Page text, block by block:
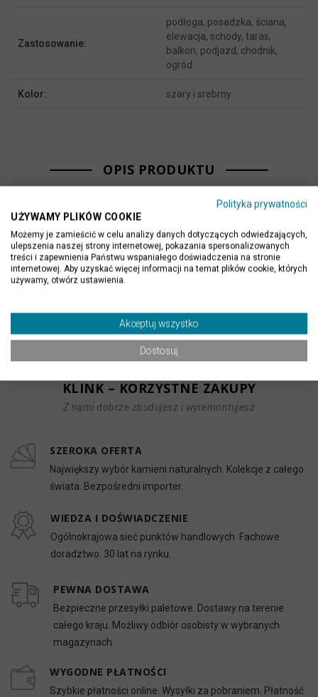
Zastosowanie:
podłoga, posadzka, ściana,
elewacja, schody, taras,
balkon, podjazd, chodnik,
ogród
Kolor: szary i srebrny
OPIS PRODUKTU
Gres jest trwały, odporny na ścieranie i mrozoodporny, dzięki
czemu z powodzeniem może być wykorzystany zarówno
wewnątrz pomieszczeń, jako płytki kuchenne czy płytki do
łazienki, jak i również na zewnątrz, jako okładziny na: tarasy,
balkony i elewacje. Wysoka odporność na ścieranie sprawia, że
KLINK – KORZYSTNE ZAKUPY
Z nami dobrze zbudujesz i wyremontujesz
SZEROKA OFERTA
Największy wybór kamieni naturalnych. Kolekcje z całego
świata. Bezpośredni importer.
WIEDZA I DOŚWIADCZENIE
Ogólnokrajowa sieć punktów handlowych. Fachowe
doradztwo. 30 lat na rynku.
PEWNA DOSTAWA
Bezpieczne przesyłki paletowe. Dostawy na terenie
całego kraju. Możliwy odbiór osobisty w wybranych
magazynach.
WYGODNE PŁATNOŚCI
Szybkie płatności online. Wysyłki za pobraniem. Płatność
Polityka prywatności
UŻYWAMY PLIKÓW COOKIE
Możemy je zamieścić w celu analizy danych dotyczących odwiedzających,
ulepszenia naszej strony internetowej, pokazania spersonalizowanych
treści i zapewnienia Państwu wspaniałego doświadczenia na stronie
internetowej. Aby uzyskać więcej informacji na temat plików cookie, których
używamy, otwórz ustawienia.
Akceptuj wszystko
Dostosuj